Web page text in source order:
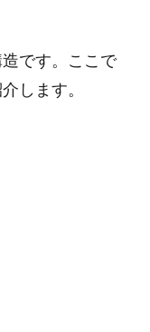
です。ここで
します。